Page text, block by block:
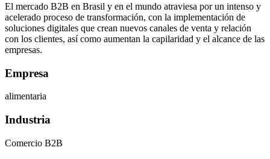
El mercado B2B en Brasil y en el mundo atraviesa por un intenso y
acelerado proceso de transformación, con la implementación de
soluciones digitales que crean nuevos canales de venta y relación
con los clientes, así como aumentan la capilaridad y el alcance de las
empresas.
Empresa
alimentaria
Industria
Comercio B2B